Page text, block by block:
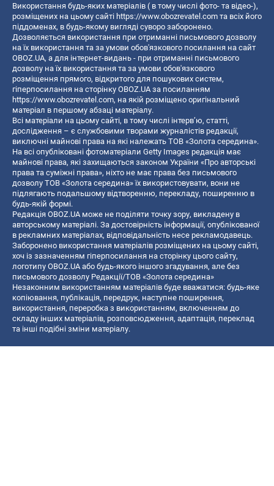
Використання будь-яких матеріалів ( в тому числі фото- та відео-),
розміщених на цьому сайті https://www.obozrevatel.com та всіх його
піддоменах, в будь-якому вигляді суворо заборонено.
Дозволяється використання при отриманні письмового дозволу
на їх використання та за умови обов'язкового посилання на сайт
OBOZ.UA, а для інтернет-видань - при отриманні письмового
дозволу на їх використання та за умови обов'язкового
розміщення прямого, відкритого для пошукових систем,
гіперпосилання на сторінку OBOZ.UA за посиланням
https://www.obozrevatel.com, на якій розміщено оригінальний
матеріал в першому абзаці матеріалу.
Всі матеріали на цьому сайті, в тому числі інтерв’ю, статті,
дослідження – є службовими творами журналістів редакції,
виключні майнові права на які належать ТОВ «Золота середина».
На всі опубліковані фотоматеріали Getty Images редакція має
майнові права, які захищаються законом України «Про авторські
права та суміжні права», ніхто не має права без письмового
дозволу ТОВ «Золота середина» їх використовувати, вони не
підлягають подальшому відтворенню, перекладу, поширенню в
будь-якій формі.
Редакція OBOZ.UA може не поділяти точку зору, викладену в
авторському матеріалі. За достовірність інформації, опублікованої
в рекламних матеріалах, відповідальність несе рекламодавець.
Заборонено використання матеріалів розміщених на цьому сайті,
хоч із зазначенням гіперпосилання на сторінку цього сайту,
логотипу OBOZ.UA або будь-якого іншого згадування, але без
письмового дозволу Редакції/ТОВ «Золота середина»
Незаконним використанням матеріалів буде вважатися: будь-яке
копiювання, публiкацiя, передрук, наступне поширення,
використання, переробка з використанням, включенням до
складу інших матеріалів, розповсюдження, адаптація, переклад
та інші подібні зміни матеріалу.